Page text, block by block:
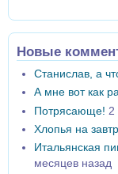
Новые
Станислав, а
А мне вот как
Потрясающе! 2
Хлопья на
Итальянская
месяцев назад